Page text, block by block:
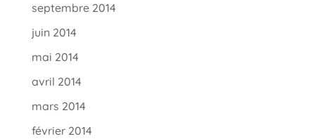
septembre 2014
juin 2014
mai 2014
avril 2014
mars 2014
février 2014